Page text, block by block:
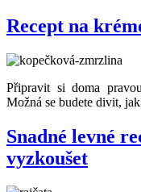
Recept na
Připravit si doma
Možná se budete divit,
Snadné levné
vyzkoušet